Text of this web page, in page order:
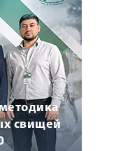
свищей